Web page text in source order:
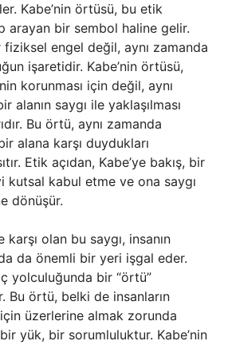
Kabe’nin örtüsü, bu etik
arayan bir sembol haline gelir.
fiziksel engel değil, aynı zamanda
işaretidir. Kabe’nin örtüsü,
korunması için değil, aynı
alanın saygı ile yaklaşılması
Bu örtü, aynı zamanda
alana karşı duydukları
Etik açıdan, Kabe’ye bakış, bir
kutsal kabul etme ve ona saygı
dönüşür.
karşı olan bu saygı, insanın
da önemli bir yeri işgal eder.
yolculuğunda bir “örtü”
Bu örtü, belki de insanların
üzerlerine almak zorunda
yük, bir sorumluluktur. Kabe’nin